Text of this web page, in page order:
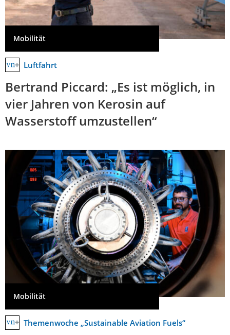
Mobilität
Luftfahrt
Bertrand Piccard: „Es ist möglich, in
vier Jahren von Kerosin auf
Wasserstoff umzustellen“
Mobilität
Themenwoche „Sustainable Aviation Fuels“